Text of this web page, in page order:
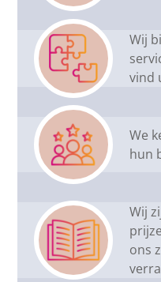
Wij
vind
We
hun
Wij
ons